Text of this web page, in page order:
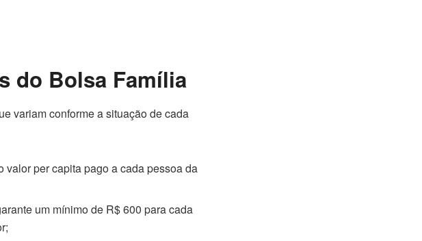
do Bolsa Família
variam conforme a situação de cada
per capita pago a cada pessoa da
um mínimo de R$ 600 para cada